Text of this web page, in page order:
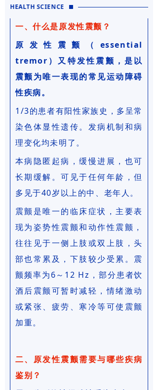
HEALTH SCIENCE
一、什么是原发性震颤？
原发性震颤（essential
tremor）又特发性震颤，是以
震颤为唯一表现的常见运动障碍
性疾病。
1/3的患者有阳性家族史，多呈常
染色体显性遗传。 发病机制和病
理变化均未明了。
本病隐匿起病，缓慢进展，也可
长期缓解。可见于任何年龄，但
多见于40岁以上的中、老年人。
震颤是唯一的临床症状，主要表
现为姿势性震颤和动作性震颤，
往往见于一侧上肢或双上肢，头
部也常累及，下肢较少受累。震
颤频率为6～12 Hz，部分患者饮
酒后震颤可暂时减轻，情绪激动
或紧张、疲劳、寒冷等可使震颤
加重。
二、原发性震颤需要与哪些疾病
鉴别？